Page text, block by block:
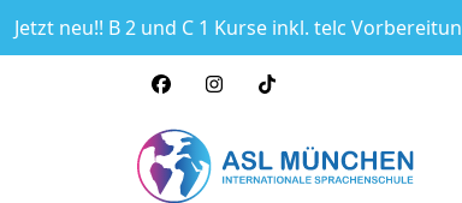
Jetzt neu!! B 2 und C 1 Kurse inkl. telc